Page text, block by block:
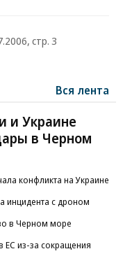
стр. 3
Вся лента
и Украине
в Черном
конфликта на Украине
инцидента с дроном
в Черном море
ЕС из-за сокращения